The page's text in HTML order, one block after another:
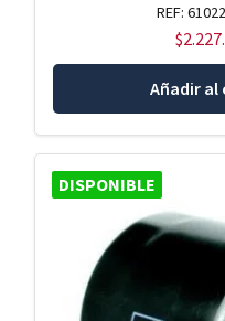
REF:
$
Añadir
DISPONIBLE